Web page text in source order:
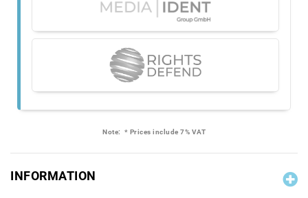
Note: * Prices include 7% VAT
INFORMATION